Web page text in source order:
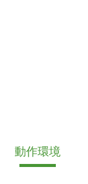
動作環境